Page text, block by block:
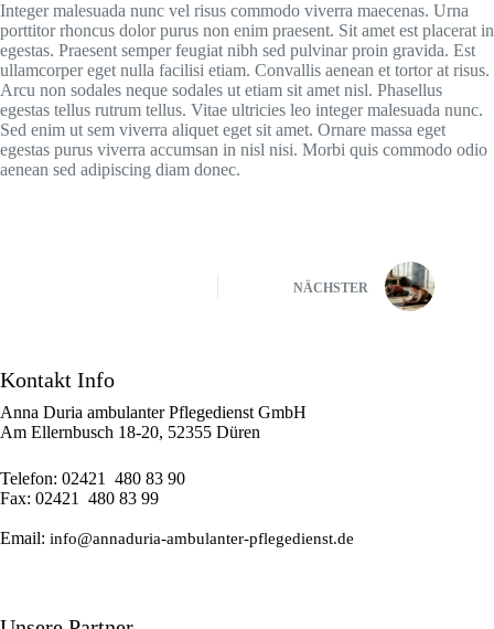
Integer malesuada nunc vel risus commodo viverra maecenas. Urna
porttitor rhoncus dolor purus non enim praesent. Sit amet est placerat in
egestas. Praesent semper feugiat nibh sed pulvinar proin gravida. Est
ullamcorper eget nulla facilisi etiam. Convallis aenean et tortor at risus.
Arcu non sodales neque sodales ut etiam sit amet nisl. Phasellus
egestas tellus rutrum tellus. Vitae ultricies leo integer malesuada nunc.
Sed enim ut sem viverra aliquet eget sit amet. Ornare massa eget
egestas purus viverra accumsan in nisl nisi. Morbi quis commodo odio
aenean sed adipiscing diam donec.
NÄCHSTER
Kontakt Info
Anna Duria ambulanter Pflegedienst GmbH
Am Ellernbusch 18-20, 52355 Düren
Telefon: 02421 480 83 90
Fax: 02421 480 83 99
Email: info@annaduria-ambulanter-pflegedienst.de